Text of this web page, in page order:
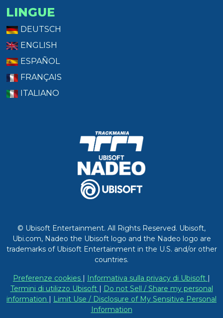
LINGUE
DEUTSCH
ENGLISH
ESPAÑOL
FRANÇAIS
ITALIANO
© Ubisoft Entertainment. All Rights Reserved. Ubisoft,
Ubi.com, Nadeo the Ubisoft logo and the Nadeo logo are
trademarks of Ubisoft Entertainment in the U.S. and/or other
countries.
Preferenze cookies | Informativa sulla privacy di Ubisoft |
Termini di utilizzo Ubisoft | Do not Sell / Share my personal
information | Limit Use / Disclosure of My Sensitive Personal
Information